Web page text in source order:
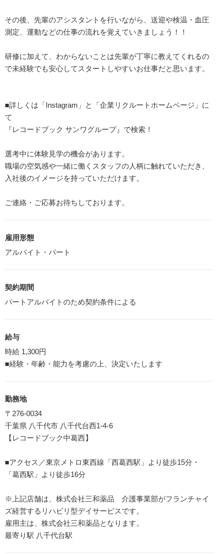
その後、先輩のアシスタントを行いながら、送迎や検温・血圧
測定、運動などの仕事の流れを覚えていきましょう！！
研修に加えて、わからないことは先輩が丁寧に教えてくれるの
で未経験でも安心してスタートしやすいお仕事だと思います。
■詳しくは「Instagram」と「企業リクルートホームページ」に
て
『レコードブック サンワグループ』で検索！
選考中に体験見学の機会があります。
職場の空気感や一緒に働くスタッフの人柄に触れていただき、
入社後のイメージを持っていただけます。
ご連絡・ご応募お待ちしております。
雇用形態
アルバイト・パート
契約期間
パートアルバイトのため契約条件による
給与
時給 1,300円
■経験・年齢・能力を考慮の上、決定いたします
勤務地
〒276-0034
千葉県 八千代市 八千代台西1-4-6
【レコードブック中葛西】
■アクセス／東京メトロ東西線「西葛西駅」より徒歩15分・
「葛西駅」より徒歩16分
※上記店舗は、株式会社三和薬品 介護事業部がフランチャイ
ズ経営するリハビリ型デイサービスです。
雇用主は、株式会社三和薬品となります。
最寄り駅 八千代台駅